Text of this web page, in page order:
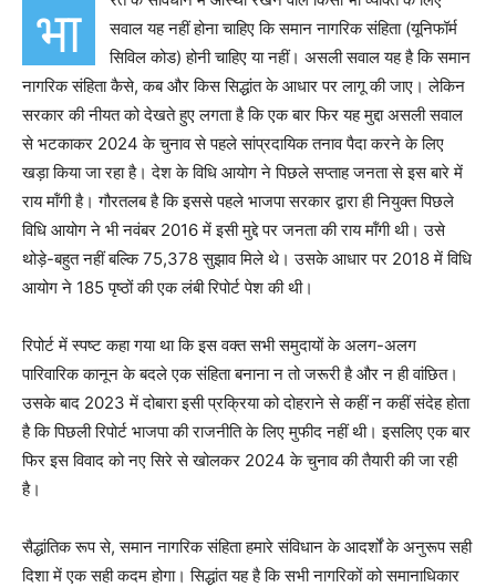
भा
सवाल यह नहीं होना चाहिए कि समान नागरिक संहिता (यूनिफॉर्म
सिविल कोड) होनी चाहिए या नहीं। असली सवाल यह है कि समान
नागरिक संहिता कैसे, कब और किस सिद्धांत के आधार पर लागू की जाए। लेकिन
सरकार की नीयत को देखते हुए लगता है कि एक बार फिर यह मुद्दा असली सवाल
से भटकाकर 2024 के चुनाव से पहले सांप्रदायिक तनाव पैदा करने के लिए
खड़ा किया जा रहा है। देश के विधि आयोग ने पिछले सप्ताह जनता से इस बारे में
राय मॉंगी है। गौरतलब है कि इससे पहले भाजपा सरकार द्वारा ही नियुक्त पिछले
विधि आयोग ने भी नवंबर 2016 में इसी मुद्दे पर जनता की राय मॉंगी थी। उसे
थोड़े-बहुत नहीं बल्कि 75,378 सुझाव मिले थे। उसके आधार पर 2018 में विधि
आयोग ने 185 पृष्ठों की एक लंबी रिपोर्ट पेश की थी।
रिपोर्ट में स्पष्ट कहा गया था कि इस वक्त सभी समुदायों के अलग-अलग
पारिवारिक कानून के बदले एक संहिता बनाना न तो जरूरी है और न ही वांछित।
उसके बाद 2023 में दोबारा इसी प्रक्रिया को दोहराने से कहीं न कहीं संदेह होता
है कि पिछली रिपोर्ट भाजपा की राजनीति के लिए मुफीद नहीं थी। इसलिए एक बार
फिर इस विवाद को नए सिरे से खोलकर 2024 के चुनाव की तैयारी की जा रही
है।
सैद्धांतिक रूप से, समान नागरिक संहिता हमारे संविधान के आदर्शों के अनुरूप सही
दिशा में एक सही कदम होगा। सिद्धांत यह है कि सभी नागरिकों को समानाधिकार